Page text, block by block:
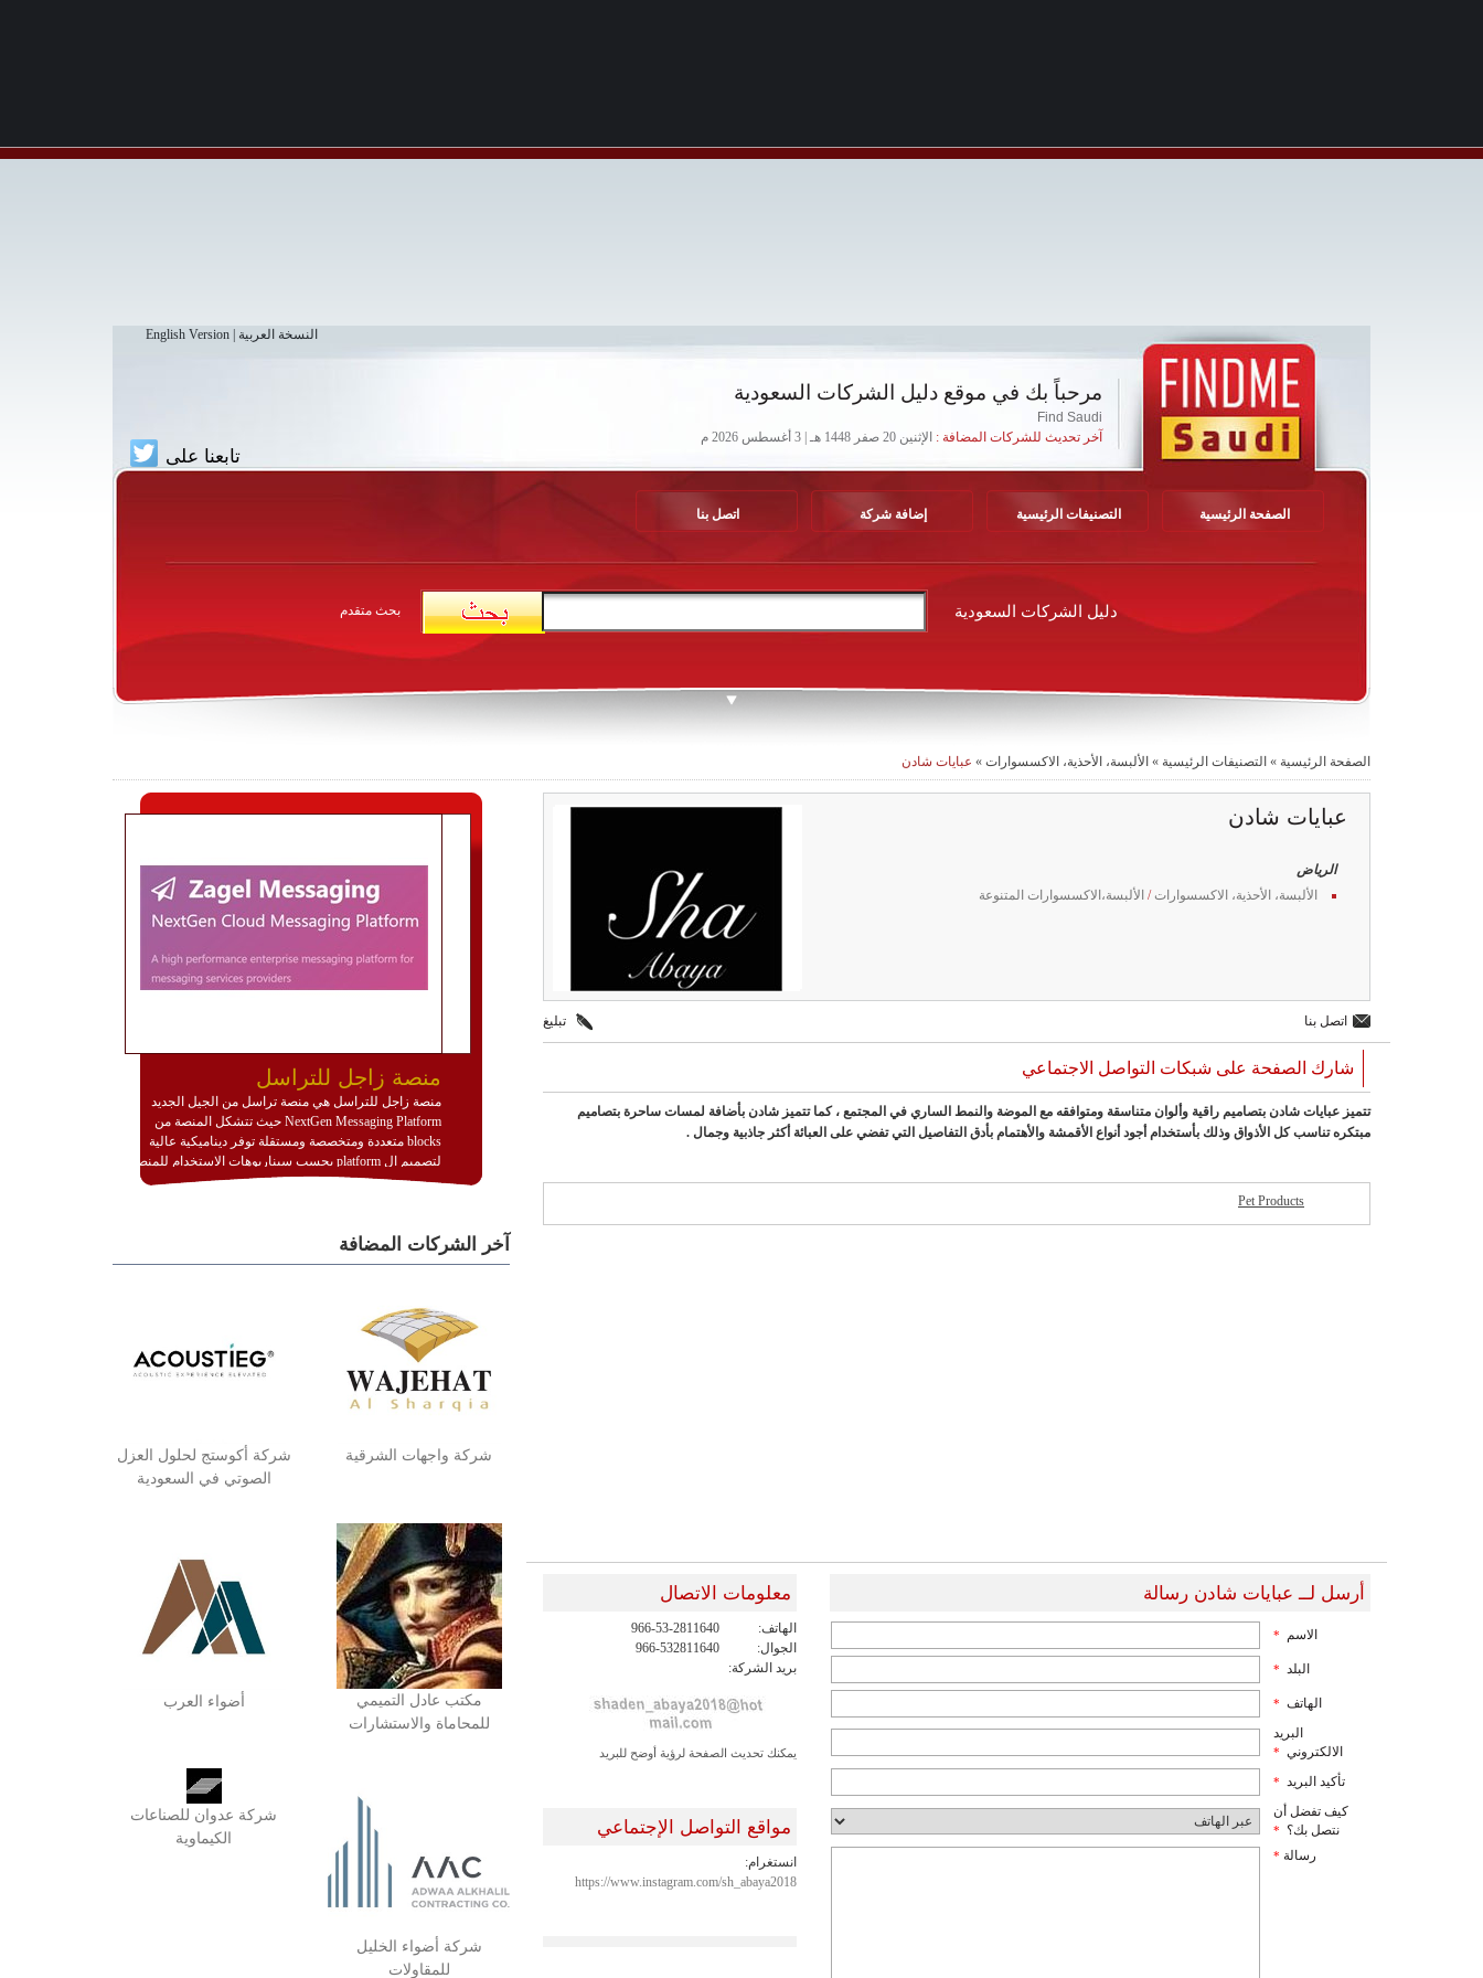
النسخة العربية English Version
مرحباً بك في موقع دليل الشركات السعودية
Find Saudi
آخر تحديث للشركات المضافة : الإثنين 20 صفر 1448 هـ | 3 أغسطس 2026 م
تابعنا على
الصفحة الرئيسية التصنيفات الرئيسية إضافة شركة اتصل بنا
دليل الشركات السعودية بحث متقدم
الصفحة الرئيسية » التصنيفات الرئيسية » الألبسة، الأحذية، الاكسسوارات » عبايات شادن
عبايات شادن
الرياض
الألبسة، الأحذية، الاكسسوارات/ الألبسة،الاكسسوارات المتنوعة
اتصل بنا تبليغ
شارك الصفحة على شبكات التواصل الاجتماعي
تتميز عبايات شادن بتصاميم راقية وألوان متناسقة ومتوافقه مع الموضة والنمط الساري في المجتمع ، كما تتميز شادن بأضافة لمسات ساحرة بتصاميم
مبتكره تناسب كل الأذواق وذلك بأستخدام أجود أنواع الأقمشة والأهتمام بأدق التفاصيل التي تفضي على العبائة أكثر جاذبية وجمال .
Pet Products
أرسل لــ عبايات شادن رسالة
الاسم *
البلد *
الهاتف *
البريد
الالكتروني *
تأكيد البريد *
كيف تفضل أن
نتصل بك؟ *
رسالة *
معلومات الاتصال
الهاتف:
966-53-2811640
الجوال:
966-532811640
بريد الشركة:
يمكنك تحديث الصفحة لرؤية أوضح للبريد
مواقع التواصل الإجتماعي
انستغرام:
https://www.instagram.com/sh_abaya2018
منصة زاجل للتراسل
منصة زاجل للتراسل هي منصة تراسل من الجيل الجديد
NextGen Messaging Platform حيث تتشكل المنصة من
blocks متعددة ومتخصصة ومستقلة توفر ديناميكية عالية
لتصميم ال platform بحسب سيناريوهات الاستخدام للمنصة
وتتوافق مع النشر والاستثمار ضمن بيئة استضافة dedicated
تخدم أي سيناريو تراسل مهما كان معقدا عبر إضافة ومعايرة
عناصر ديناميكية (dynamic items) وتجهيز إعدادات التواصل
http://www.plutosms.com/zagel
آخر الشركات المضافة
شركة واجهات الشرقية
شركة أكوستج لحلول العزل
الصوتي في السعودية
مكتب عادل التميمي
للمحاماة والاستشارات
أضواء العرب
شركة أضواء الخليل
للمقاولات
شركة عدوان للصناعات
الكيماوية